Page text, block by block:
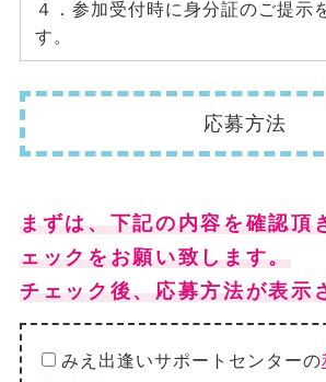
４．参加受付時に身分証のご提示
す。
応募方法
まずは、下記の内容を確認頂
ェックをお願い致します。
チェック後、応募方法が表示
みえ出逢いサポートセンターの